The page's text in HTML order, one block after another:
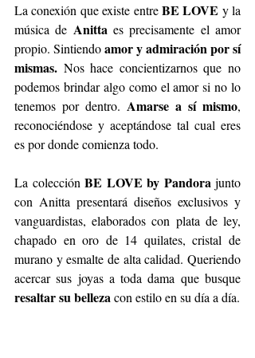
La conexión que existe entre BE LOVE y la
música de Anitta es precisamente el amor
propio. Sintiendo amor y admiración por sí
mismas. Nos hace concientizarnos que no
podemos brindar algo como el amor si no lo
tenemos por dentro. Amarse a sí mismo,
reconociéndose y aceptándose tal cual eres
es por donde comienza todo.
La colección BE LOVE by Pandora junto
con Anitta presentará diseños exclusivos y
chapado en oro de 14 quilates, cristal de
murano y esmalte de alta calidad. Queriendo
resaltar su belleza con estilo en su día a día.